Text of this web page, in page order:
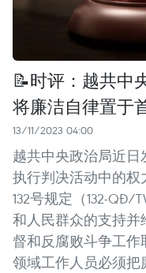
📝时评：越共中
将廉洁自律置于
13/11/2023 04:00
越共中央政治局近
执行判决活动中的
132号规定（132-QĐ/
和人民群众的支持
督和反腐败斗争工
领域工作人员必须把